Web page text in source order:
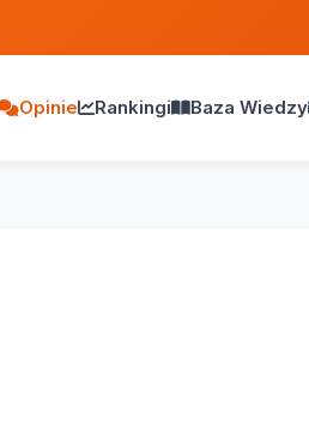
Opinie Rankingi Baza Wiedzy